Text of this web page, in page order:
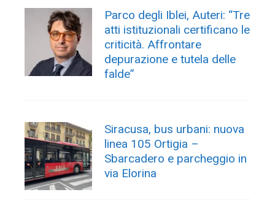
Parco degli Iblei, Auteri: “Tre
atti istituzionali certificano le
criticità. Affrontare
depurazione e tutela delle
falde”
Siracusa, bus urbani: nuova
linea 105 Ortigia –
Sbarcadero e parcheggio in
via Elorina